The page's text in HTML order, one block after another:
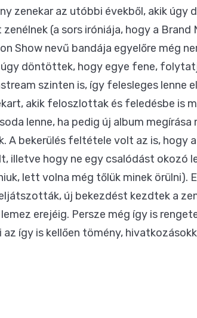
zenekar az utóbbi évekből, akik
(a sors iróniája, hogy a
Show nevű bandája egyelőre még
döntöttek, hogy egye fene,
szinten is, így felesleges lenne
akik feloszlottak és feledésbe is
lenne, ha pedig új album
A bekerülés feltétele volt az is, hogy
illetve hogy ne egy csalódást okozó
lett volna még tőlük minek örülni).
új bekezdést kezdtek a
erejéig. Persze még így is
így is kellően tömény,